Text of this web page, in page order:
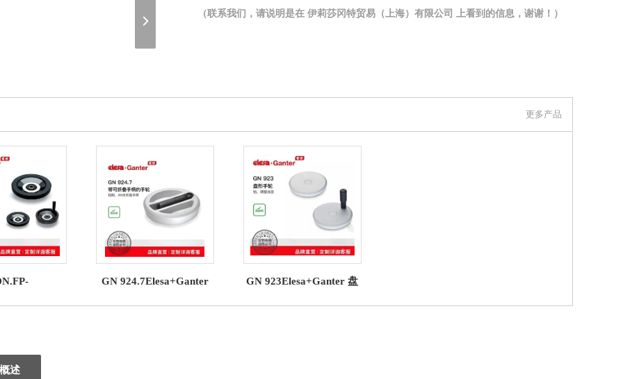
（联系我们，请说明是在 伊莉莎冈特贸易（上海）有限公司 上看到的信息，谢谢！）
更多产品
轮
GN 924.7Elesa+Ganter
GN 923Elesa+Ganter 盘
述